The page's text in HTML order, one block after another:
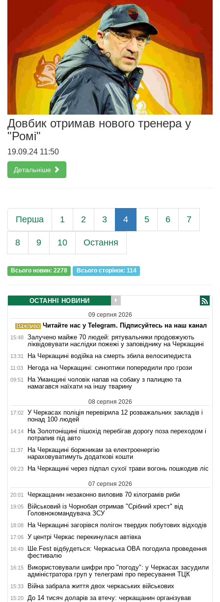
Довбик отримав нового тренера у
"Ромі"
19.09.24 11:50
Детальніше
Перша 1 2 3 4 5 6 7
8 9 10 Остання
Всього новин: 2278 Всього сторiнок: 114
ОСТАННІ НОВИНИ
09 серпня 2026
Читайте нас у Telegram. Підписуйтесь на наш канал
15:48
Залучено майже 70 людей: рятувальники продовжують
ліквідовувати наслідки пожежі у заповіднику на Черкащині
13:31 На Черкащині водійка на смерть збила велосипедиста
11:03 Негода на Черкащині: синоптики попередили про грози
09:51
На Уманщині чоловік напав на собаку з палицею та
намагався наїхати на іншу тварину
08 серпня 2026
17:02
У Черкасах поліція перевірила 12 розважальних закладів і
понад 100 людей
14:14
На Золотоніщині пішохід перебігав дорогу поза переходом і
потрапив під авто
11:37
На Черкащині боржникам за електроенергію
нараховуватимуть додаткові кошти
09:23 На Черкащині через підпал сухої трави вогонь пошкодив ліс
07 серпня 2026
20:01 Черкащанин незаконно виловив 70 кілограмів риби
19:05
Військовий із Чорнобая отримав "Срібний хрест" від
Головнокомандувача ЗСУ
18:08 На Черкащині загорівся полігон твердих побутових відходів
17:06 У центрі Черкас перекинулася автівка
16:49
Ше.Fest відбудеться: Черкаська ОВА погодила проведення
фестивалю
16:15
Використовували шифри про "погоду": у Черкасах засудили
адміністратора груп у телеграмі про пересування ТЦК
15:33 Війна забрала життя двох черкаських військових
15:20
До 14 тисяч доларів за втечу: черкащанин організував